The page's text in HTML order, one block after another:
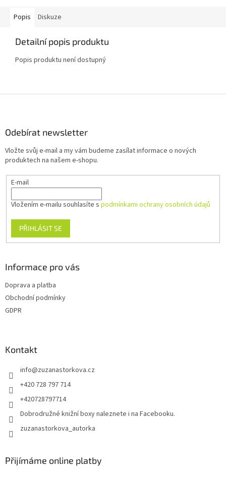
Popis Diskuze
Detailní popis produktu
Popis produktu není dostupný
Odebírat newsletter
Vložte svůj e-mail a my vám budeme zasílat informace o nových
produktech na našem e-shopu.
E-mail
Vložením e-mailu souhlasíte s podmínkami ochrany osobních údajů
PŘIHLÁSIT SE
Informace pro vás
Doprava a platba
Obchodní podmínky
GDPR
Kontakt
info@zuzanastorkova.cz
+420 728 797 714
+420728797714
Dobrodružné knižní boxy naleznete i na Facebooku.
zuzanastorkova_autorka
Přijímáme online platby